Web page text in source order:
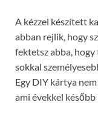
A kézzel készített
abban rejlik, hogy
fektetsz abba, hogy
sokkal
Egy DIY kártya
ami évekkel